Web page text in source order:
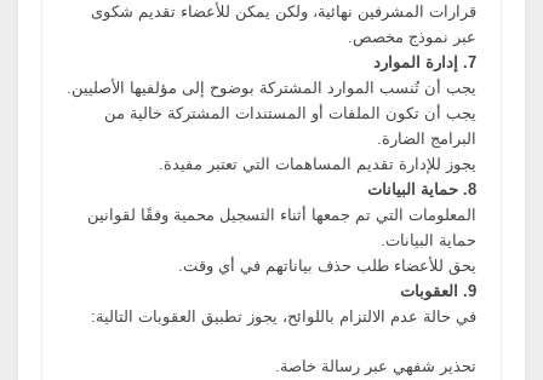
قرارات المشرفين نهائية، ولكن يمكن للأعضاء تقديم شكوى
عبر نموذج مخصص.
7. إدارة الموارد
يجب أن تُنسب الموارد المشتركة بوضوح إلى مؤلفيها الأصليين.
يجب أن تكون الملفات أو المستندات المشتركة خالية من
البرامج الضارة.
يجوز للإدارة تقديم المساهمات التي تعتبر مفيدة.
8. حماية البيانات
المعلومات التي تم جمعها أثناء التسجيل محمية وفقًا لقوانين
حماية البيانات.
يحق للأعضاء طلب حذف بياناتهم في أي وقت.
9. العقوبات
في حالة عدم الالتزام باللوائح، يجوز تطبيق العقوبات التالية:
تحذير شفهي عبر رسالة خاصة.